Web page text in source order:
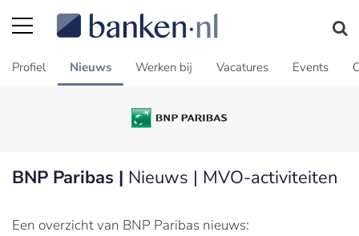
Profiel Nieuws Werken bij Vacatures Events
BNP Paribas | Nieuws | MVO-activiteiten
Een overzicht van BNP Paribas nieuws: